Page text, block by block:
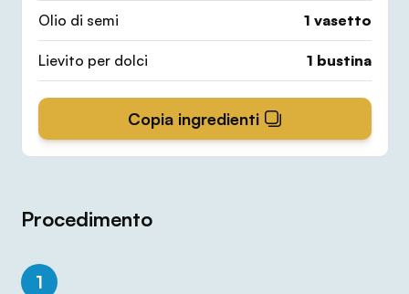
Olio di semi 1 vasetto
Lievito per dolci 1 bustina
Copia ingredienti
Procedimento
1